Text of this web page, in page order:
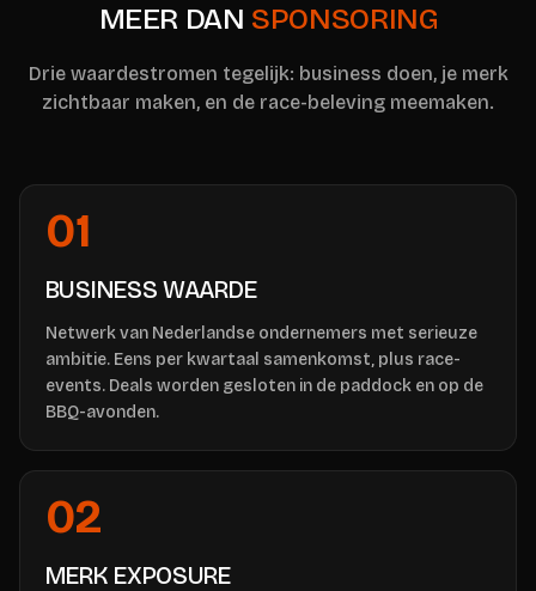
MEER DAN SPONSORING
Drie waardestromen tegelijk: business doen, je merk
zichtbaar maken, en de race-beleving meemaken.
01
BUSINESS WAARDE
Netwerk van Nederlandse ondernemers met serieuze
ambitie. Eens per kwartaal samenkomst, plus race-
events. Deals worden gesloten in de paddock en op de
BBQ-avonden.
02
MERK EXPOSURE